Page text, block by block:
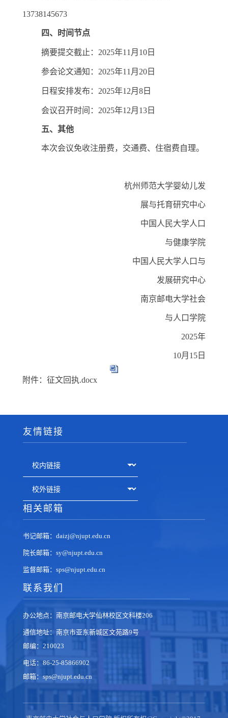
13738145673
四、时间 节点
摘要提交截止 ： 2025年11 月 10 日
参会论文通知 ： 2025年11 月 20 日
日程安排发布 ： 2025年12月 8 日
会议召开时间 ： 2025年12月 13 日
五、其他
本次会议免收注册费， 交通费、住宿费自理。
杭州师范大学婴幼儿发
展与托育研究中心
中国人民大学人口
与健康学院
中国人民大学人口与
发展研究中心
南京邮电大学社会
与人口学院
2025年
10月 1 5 日
附件：征文回执.docx
友情链接
相关邮箱
书记邮箱：daizj@njupt.edu.cn
院长邮箱：sy@njupt.edu.cn
监督邮箱：sps@njupt.edu.cn
联系我们
办公地点：南京邮电大学仙林校区文科楼206
通信地址：南京市亚东新城区文苑路9号
邮编：210023
电话：86-25-85866902
邮箱：sps@njupt.edu.cn